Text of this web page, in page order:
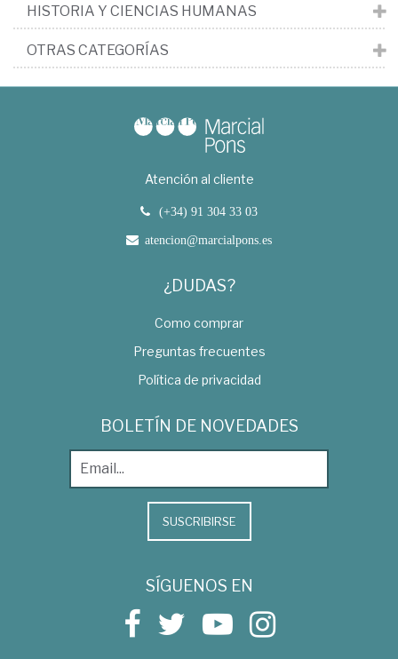
HISTORIA Y CIENCIAS HUMANAS
OTRAS CATEGORÍAS
Atención al cliente
(+34) 91 304 33 03
atencion@marcialpons.es
¿DUDAS?
Como comprar
Preguntas frecuentes
Política de privacidad
BOLETÍN DE NOVEDADES
SUSCRIBIRSE
SÍGUENOS EN